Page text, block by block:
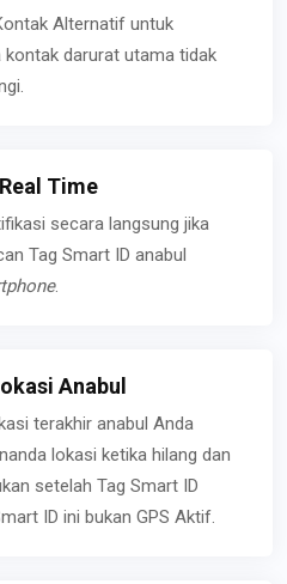
Alternatif untuk
kontak darurat utama tidak
Time
secara langsung jika
Tag Smart ID anabul
.
Anabul
terakhir anabul Anda
lokasi ketika hilang dan
setelah Tag Smart ID
ID ini bukan GPS Aktif.